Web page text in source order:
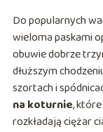
Do popularnych
wieloma paskami
obuwie dobrze
dłuższym
szortach i
na koturnie,
rozkładają ciężar